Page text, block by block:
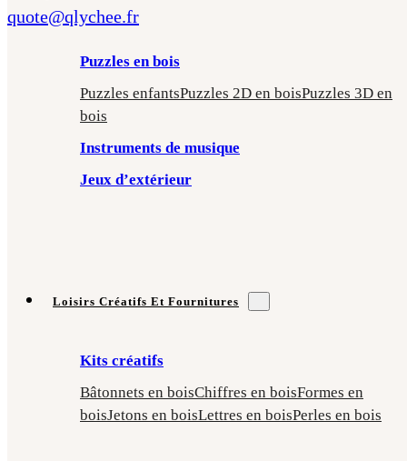
quote@qlychee.fr
Puzzles en bois
Puzzles enfantsPuzzles 2D en boisPuzzles 3D en
bois
Instruments de musique
Jeux d’extérieur
Loisirs Créatifs Et Fournitures
Kits créatifs
Bâtonnets en boisChiffres en boisFormes en
boisJetons en boisLettres en boisPerles en bois